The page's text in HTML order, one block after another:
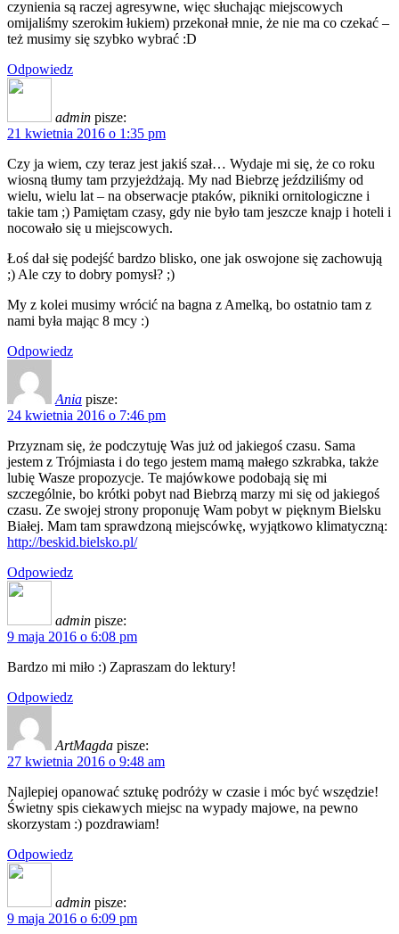
czynienia są raczej agresywne, więc słuchając miejscowych
omijaliśmy szerokim łukiem) przekonał mnie, że nie ma co czekać –
też musimy się szybko wybrać :D
Odpowiedz
admin pisze:
21 kwietnia 2016 o 1:35 pm
Czy ja wiem, czy teraz jest jakiś szał… Wydaje mi się, że co roku
wiosną tłumy tam przyjeżdżają. My nad Biebrzę jeździliśmy od
wielu, wielu lat – na obserwacje ptaków, pikniki ornitologiczne i
takie tam ;) Pamiętam czasy, gdy nie było tam jeszcze knajp i hoteli i
nocowało się u miejscowych.
Łoś dał się podejść bardzo blisko, one jak oswojone się zachowują
;) Ale czy to dobry pomysł? ;)
My z kolei musimy wrócić na bagna z Amelką, bo ostatnio tam z
nami była mając 8 mcy :)
Odpowiedz
Ania pisze:
24 kwietnia 2016 o 7:46 pm
Przyznam się, że podczytuję Was już od jakiegoś czasu. Sama
jestem z Trójmiasta i do tego jestem mamą małego szkrabka, także
lubię Wasze propozycje. Te majówkowe podobają się mi
szczególnie, bo krótki pobyt nad Biebrzą marzy mi się od jakiegoś
czasu. Ze swojej strony proponuję Wam pobyt w pięknym Bielsku
Białej. Mam tam sprawdzoną miejscówkę, wyjątkowo klimatyczną:
http://beskid.bielsko.pl/
Odpowiedz
admin pisze:
9 maja 2016 o 6:08 pm
Bardzo mi miło :) Zapraszam do lektury!
Odpowiedz
ArtMagda pisze:
27 kwietnia 2016 o 9:48 am
Najlepiej opanować sztukę podróży w czasie i móc być wszędzie!
Świetny spis ciekawych miejsc na wypady majowe, na pewno
skorzystam :) pozdrawiam!
Odpowiedz
admin pisze:
9 maja 2016 o 6:09 pm